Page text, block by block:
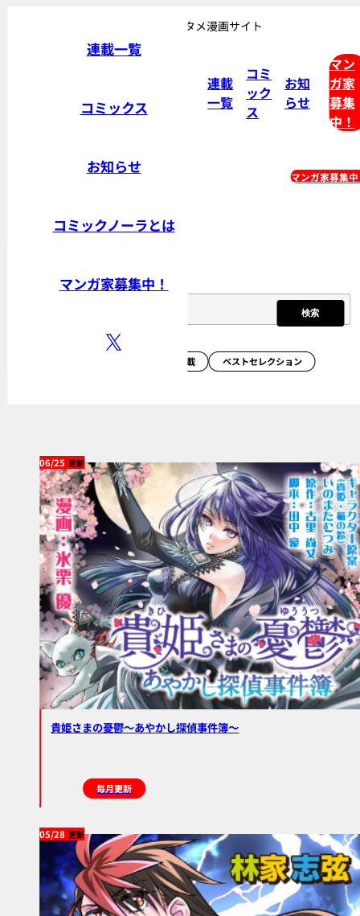
おもしろさ無限大。Gakken発エンタメ漫画サイト
連載一覧コミックス マンガ家募集
連載一覧
コミックス
お知らせ
コミックノーラとは
マンガ家募集中！
連載
一覧
コミ
ック
ス
お知
らせ
マン
ガ家
募集
中！
検索
オリジナル連載 ベストセレクション
06/25
貴姫さまの憂鬱～あやかし探偵事件簿～
毎月更新
05/28